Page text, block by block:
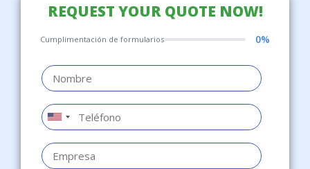
REQUEST YOUR QUOTE NOW!
Cumplimentación de formularios 0%